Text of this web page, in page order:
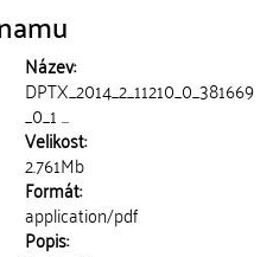
Název:
DPTX_2014_2_11210_0_381669
_0_1 ...
Velikost:
2.761Mb
Formát:
application/pdf
Popis: